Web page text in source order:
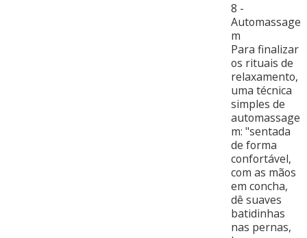
8 -
Automassage
m
Para finalizar
os rituais de
relaxamento,
uma técnica
simples de
automassage
m: "sentada
de forma
confortável,
com as mãos
em concha,
dê suaves
batidinhas
nas pernas,